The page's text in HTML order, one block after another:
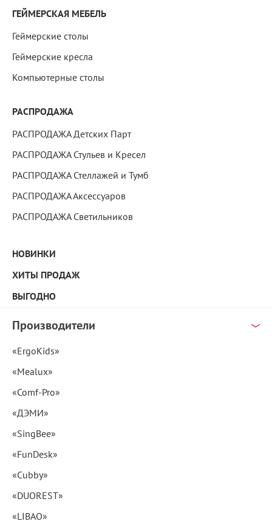
ГЕЙМЕРСКАЯ МЕБЕЛЬ
Геймерские столы
Геймерские кресла
Компьютерные столы
РАСПРОДАЖА
РАСПРОДАЖА Детских Парт
РАСПРОДАЖА Стульев и Кресел
РАСПРОДАЖА Стеллажей и Тумб
РАСПРОДАЖА Аксессуаров
РАСПРОДАЖА Светильников
НОВИНКИ
ХИТЫ ПРОДАЖ
ВЫГОДНО
Производители
«ErgoKids»
«Mealux»
«Comf-Pro»
«ДЭМИ»
«SingBee»
«FunDesk»
«Cubby»
«DUOREST»
«LIBAO»